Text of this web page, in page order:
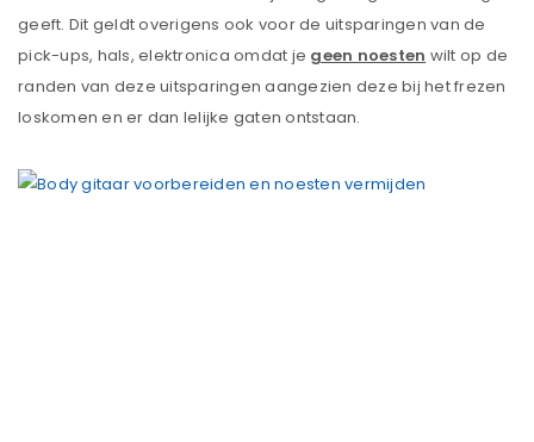
geeft. Dit geldt overigens ook voor de uitsparingen van de
pick-ups, hals, elektronica omdat je geen noesten wilt op de
randen van deze uitsparingen aangezien deze bij het frezen
loskomen en er dan lelijke gaten ontstaan.